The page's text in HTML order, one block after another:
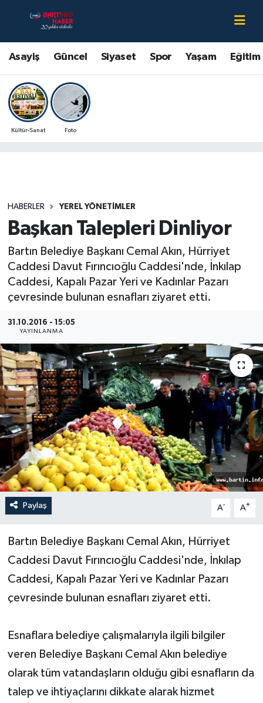
Asayiş Güncel Siyaset Spor Yaşam Eğitim
Kültür-Sanat Foto
HABERLER YEREL YÖNETIMLER
Başkan Talepleri Dinliyor
Bartın Belediye Başkanı Cemal Akın, Hürriyet
Caddesi Davut Fırıncıoğlu Caddesi'nde, İnkılap
Caddesi, Kapalı Pazar Yeri ve Kadınlar Pazarı
çevresinde bulunan esnafları ziyaret etti.
31.10.2016 - 15:05
YAYINLANMA
Paylaş A- A+
Bartın Belediye Başkanı Cemal Akın, Hürriyet
Caddesi Davut Fırıncıoğlu Caddesi'nde, İnkılap
Caddesi, Kapalı Pazar Yeri ve Kadınlar Pazarı
çevresinde bulunan esnafları ziyaret etti.
Esnaflara belediye çalışmalarıyla ilgili bilgiler
veren Belediye Başkanı Cemal Akın belediye
olarak tüm vatandaşların olduğu gibi esnafların da
talep ve ihtiyaçlarını dikkate alarak hizmet
Asayiş
Bartın Hakkında
Çevre
Eğitim
Kültür-Sanat
Magazin
Medya
Sinema
Sivil Toplum
Siyaset
Spor
Tarım
Turizm
Yerel Yönetimler
DÜNYA
Bartın Nöbetçi Eczaneler
Bartın Hava Durumu
Bartin Namaz Vakitleri
Bartın Trafik Yoğunluk Haritası
Son Dakika Haberleri
Haber Arşivi